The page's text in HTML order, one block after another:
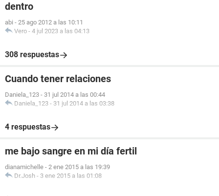
dentro
abi - 25 ago 2012 a las 10:11
Vero - 4 jul 2023 a las 04:13
308 respuestas
Cuando tener relaciones
Daniela_123 - 31 jul 2014 a las 00:44
Daniela_123 - 31 jul 2014 a las 03:38
4 respuestas
me bajo sangre en mi día fertil
dianamichelle - 2 ene 2015 a las 19:39
Dr.Josh - 3 ene 2015 a las 01:08